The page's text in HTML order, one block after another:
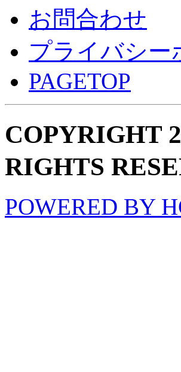
お問合わせ
プライバシー
PAGETOP
COPYRIGHT
RIGHTS
POWERED BY